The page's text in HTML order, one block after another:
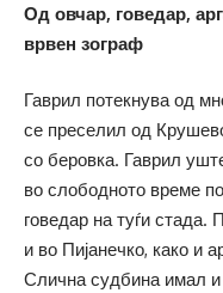
Од овчар, говедар,
врвен зограф
Гаврил потекнува од
се преселил од
со беровка. Гаврил
во слободното време
говедар на туѓи стада.
и во Пијанечко, како и
Слична судбина имал и